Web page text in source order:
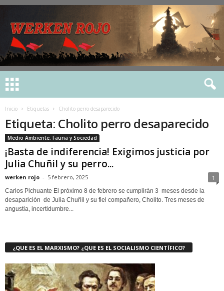
Inicio Etiquetas Cholito perro desaparecido
Etiqueta: Cholito perro desaparecido
Medio Ambiente, Fauna y Sociedad
¡Basta de indiferencia! Exigimos justicia por
Julia Chuñil y su perro...
werken rojo - 5 febrero, 2025 1
Carlos Pichuante El próximo 8 de febrero se cumplirán 3 meses desde la
desaparición de Julia Chuñil y su fiel compañero, Cholito. Tres meses de
angustia, incertidumbre...
¿QUE ES EL MARXISMO? ¿QUE ES EL SOCIALISMO CIENTÍFICO?